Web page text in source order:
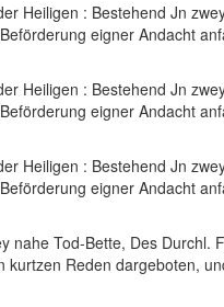
Heiligen : Bestehend Jn
eigner Andacht
Heiligen : Bestehend Jn
eigner Andacht
Heiligen : Bestehend Jn
eigner Andacht
nahe Tod-Bette, Des Durchl.
Reden dargeboten,